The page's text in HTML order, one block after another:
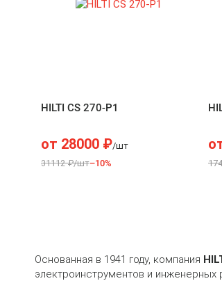
HILTI CS 270-P1
от 28000₽/шт
31112 ₽/шт–10%
Основанная в 1941 году, компания
электроинструментов и инженерных